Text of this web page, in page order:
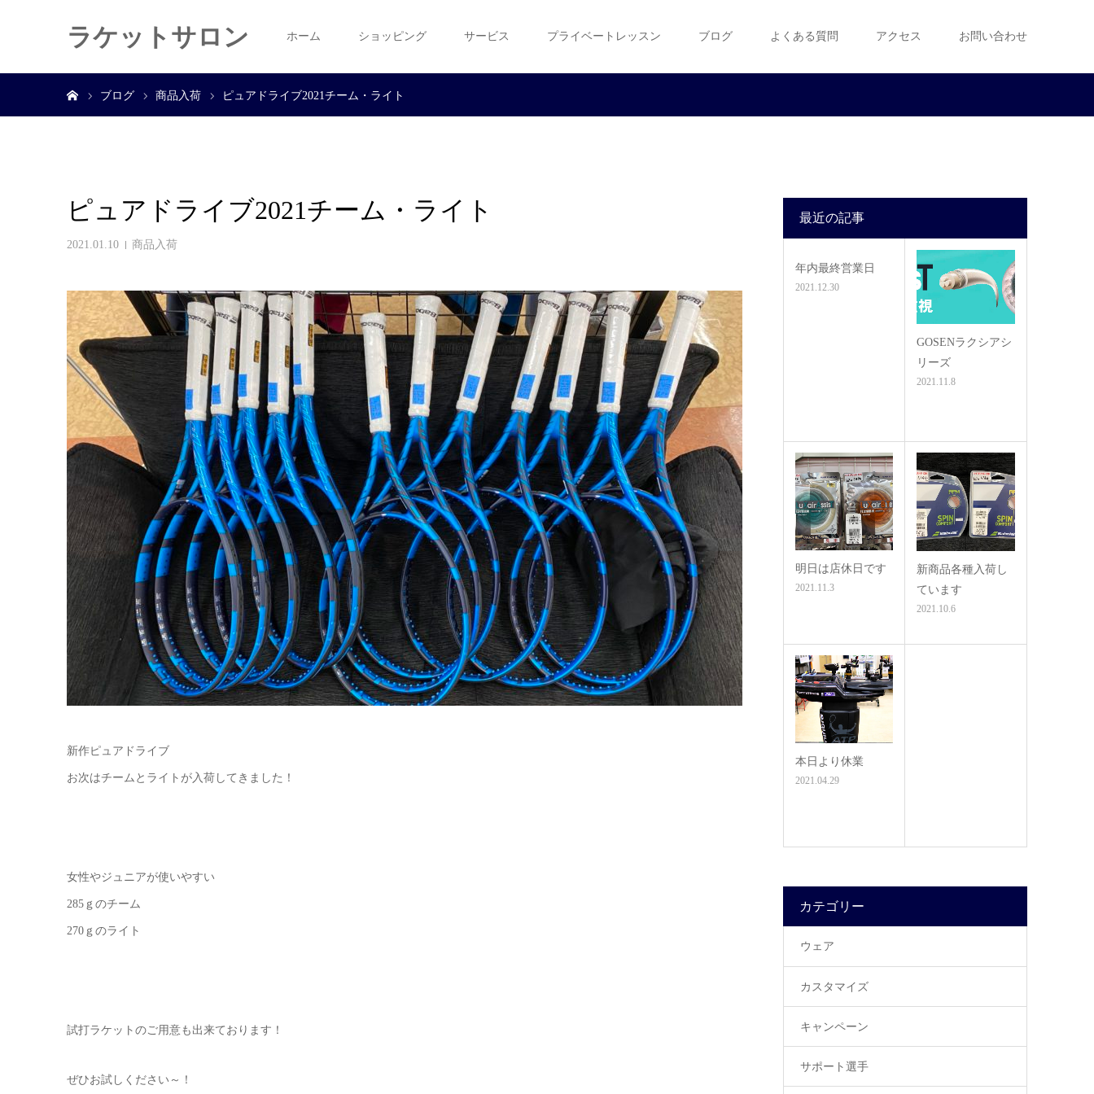
ラケットサロン ホーム ショッピング サービス プライベートレッスン ブログ よくある質問 アクセス お問い合わせ
ブログ 商品入荷 ピュアドライブ2021チーム・ライト
ピュアドライブ2021チーム・ライト
2021.01.10 商品入荷
新作ピュアドライブ
お次はチームとライトが入荷してきました！
女性やジュニアが使いやすい
285ｇのチーム
270ｇのライト
試打ラケットのご用意も出来ております！
ぜひお試しください～！
最近の記事
年内最終営業日
2021.12.30
GOSENラクシアシ
リーズ
2021.11.8
明日は店休日です
2021.11.3
新商品各種入荷し
ています
2021.10.6
本日より休業
2021.04.29
カテゴリー
ウェア
カスタマイズ
キャンペーン
サポート選手